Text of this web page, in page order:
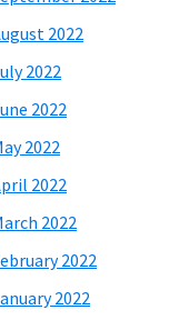
2022
2022
2022
2022
2022
2022
2022
2022